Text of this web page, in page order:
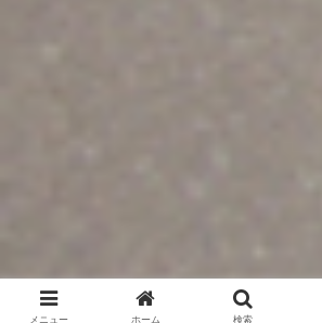
メニュー ホーム 検索